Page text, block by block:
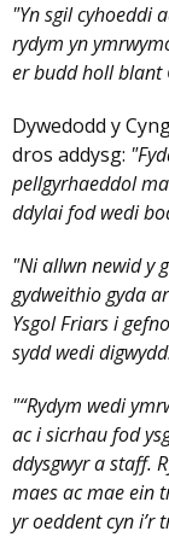
"Yn sgil cyhoeddi
rydym yn
er budd holl blant
Dywedodd y
dros addysg:
pellgyrhaeddol
ddylai fod wedi
"Ni allwn newid y
gydweithio gyda
Ysgol Friars i
sydd wedi
"“Rydym wedi
ac i sicrhau fod
ddysgwyr a staff.
maes ac mae ein
yr oeddent cyn i’r